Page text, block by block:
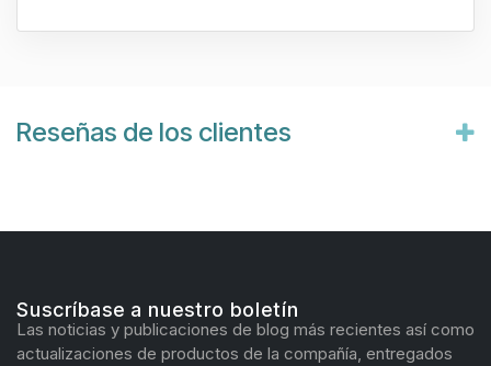
Reseñas de los clientes
Suscríbase a nuestro boletín
Las noticias y publicaciones de blog más recientes así como
actualizaciones de productos de la compañía, entregados